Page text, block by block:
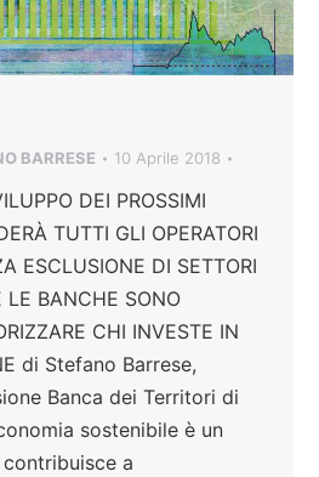
BARRESE 10 Aprile 2018
DEI PROSSIMI
TUTTI GLI OPERATORI
ESCLUSIONE DI SETTORI
LE BANCHE SONO
CHI INVESTE IN
di Stefano Barrese,
Banca dei Territori di
sostenibile è un
a